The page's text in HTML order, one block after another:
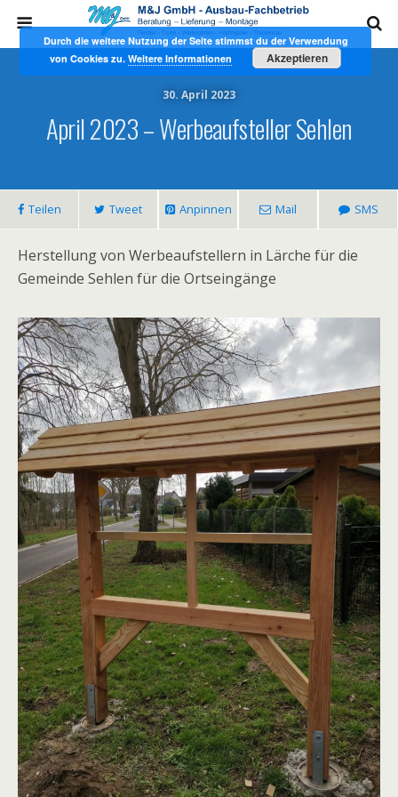
30. April 2023
April 2023 – Werbeaufsteller Sehlen
Teilen Tweet Anpinnen Mail SMS
Herstellung von Werbeaufstellern in Lärche für die
Gemeinde Sehlen für die Ortseingänge
Durch die weitere Nutzung der Seite stimmst du der Verwendung
von Cookies zu.Weitere Informationen Akzeptieren